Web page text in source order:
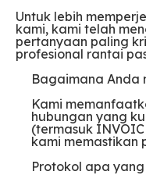
Untuk lebih
kami, kami telah
pertanyaan paling
profesional rantai
Bagaimana Anda
Kami
hubungan yang
(termasuk
kami memastikan
Protokol apa